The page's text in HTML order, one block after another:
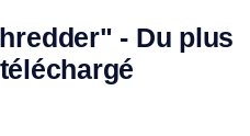
- Du plus